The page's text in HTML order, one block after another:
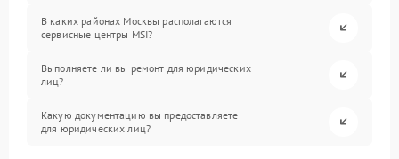
В каких районах Москвы располагаются
сервисные центры MSI?
Выполняете ли вы ремонт для юридических
лиц?
Какую документацию вы предоставляете
для юридических лиц?